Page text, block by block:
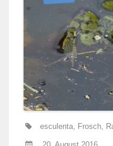
esculenta, Frosch,